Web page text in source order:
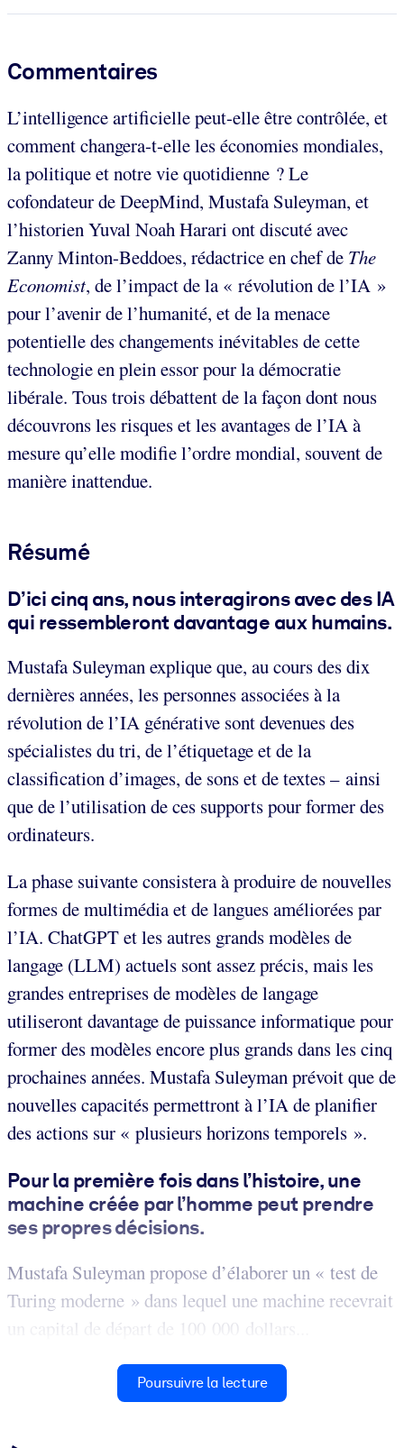
Commentaires
L’intelligence artificielle peut-elle être contrôlée, et
comment changera-t-elle les économies mondiales,
la politique et notre vie quotidienne ? Le
cofondateur de DeepMind, Mustafa Suleyman, et
l’historien Yuval Noah Harari ont discuté avec
Zanny Minton-Beddoes, rédactrice en chef de The
Economist, de l’impact de la « révolution de l’IA »
pour l’avenir de l’humanité, et de la menace
potentielle des changements inévitables de cette
technologie en plein essor pour la démocratie
libérale. Tous trois débattent de la façon dont nous
découvrons les risques et les avantages de l’IA à
mesure qu’elle modifie l’ordre mondial, souvent de
manière inattendue.
Résumé
D’ici cinq ans, nous interagirons avec des IA
qui ressembleront davantage aux humains.
Mustafa Suleyman explique que, au cours des dix
dernières années, les personnes associées à la
révolution de l’IA générative sont devenues des
spécialistes du tri, de l’étiquetage et de la
classification d’images, de sons et de textes – ainsi
que de l’utilisation de ces supports pour former des
ordinateurs.
La phase suivante consistera à produire de nouvelles
formes de multimédia et de langues améliorées par
l’IA. ChatGPT et les autres grands modèles de
langage (LLM) actuels sont assez précis, mais les
grandes entreprises de modèles de langage
utiliseront davantage de puissance informatique pour
former des modèles encore plus grands dans les cinq
prochaines années. Mustafa Suleyman prévoit que de
nouvelles capacités permettront à l’IA de planifier
des actions sur « plusieurs horizons temporels ».
Pour la première fois dans l’histoire, une
machine créée par l’homme peut prendre
ses propres décisions.
Mustafa Suleyman propose d’élaborer un « test de
Turing moderne » dans lequel une machine recevrait
un capital de départ de 100 000 dollars...
Poursuivre la lecture